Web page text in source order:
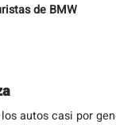
de BMW
los autos casi por